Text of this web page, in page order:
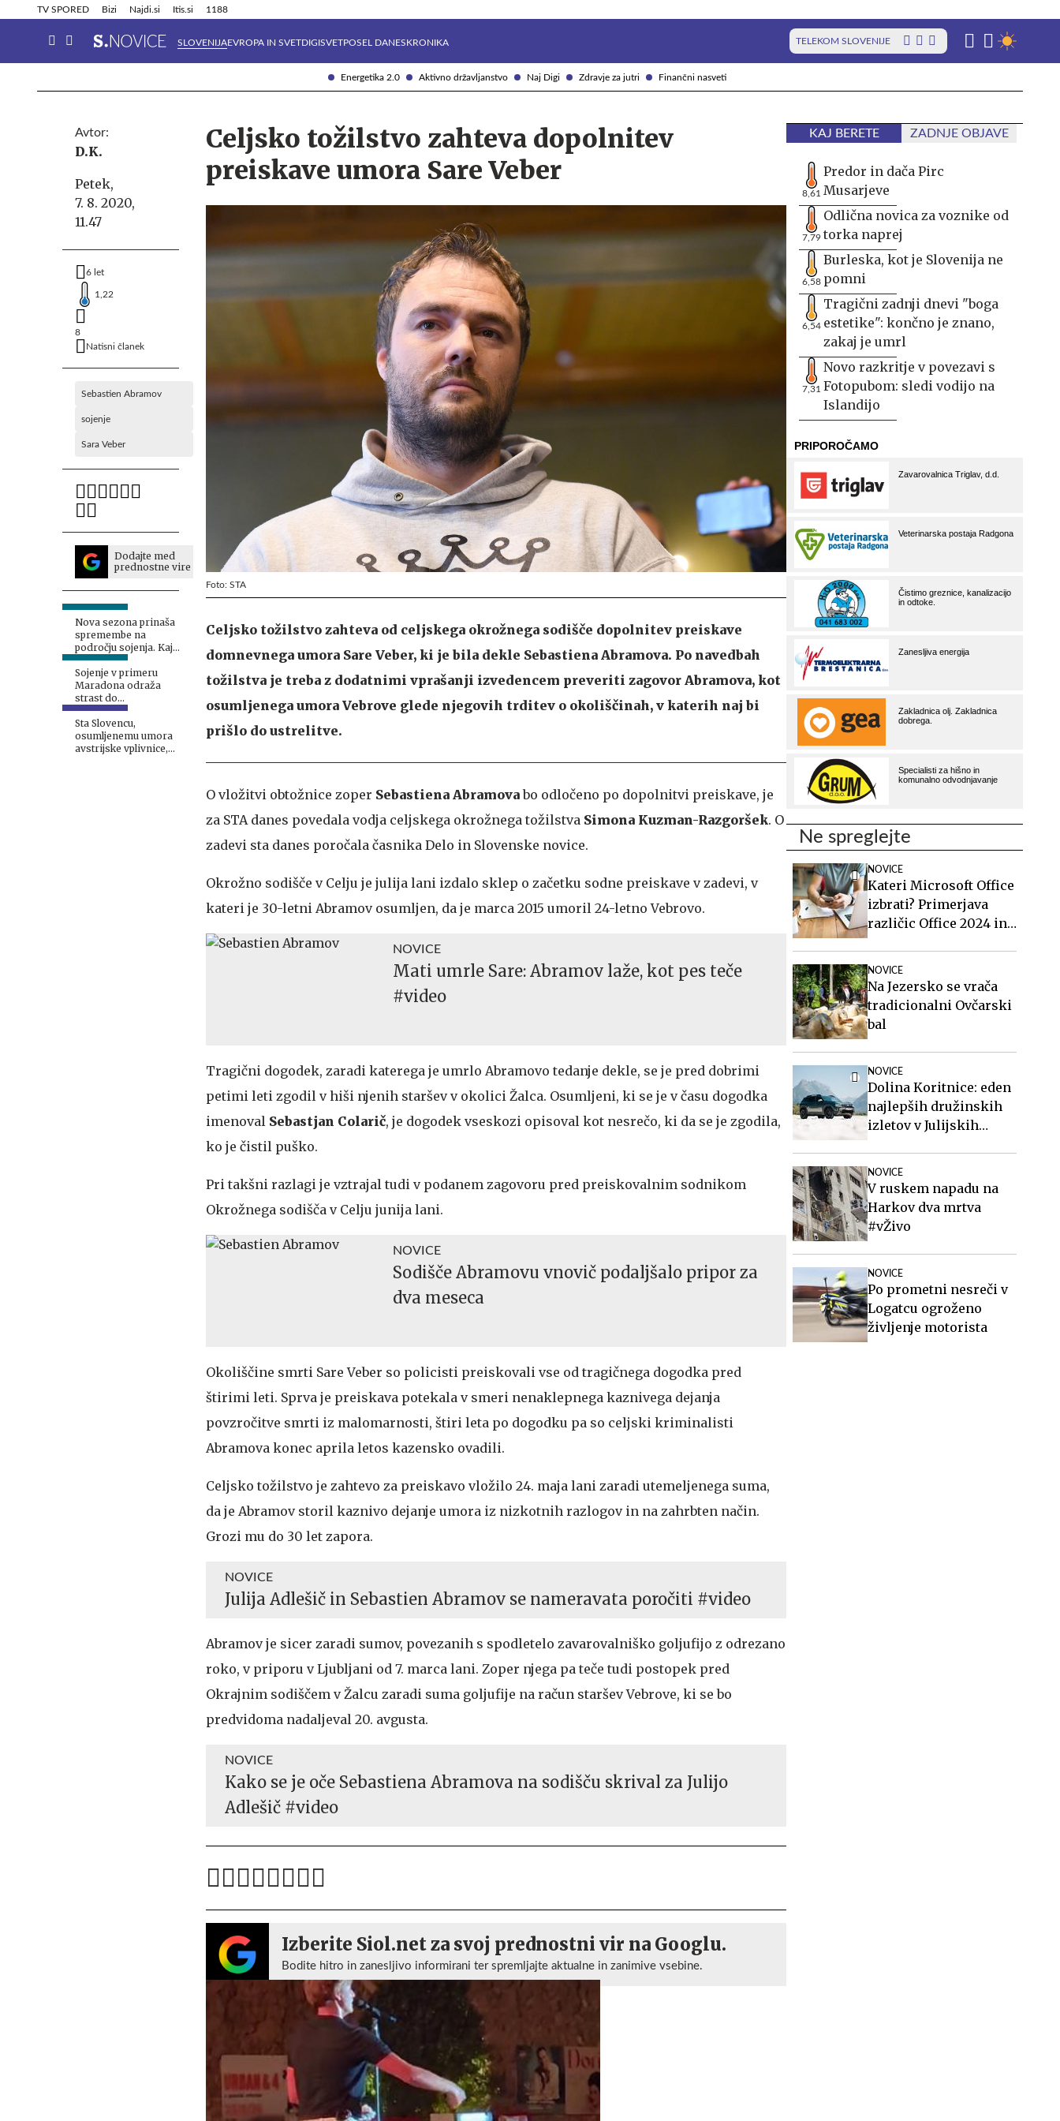
Energetika 2.0 Aktivno državljanstvo Naj Digi Zdravje za jutri Finančni nasveti
TV SPORED Bizi Najdi.si Itis.si 1188
SLOVENIJAEVROPA IN SVETDIGISVETPOSEL DANESKRONIKA TELEKOM SLOVENIJE
Info in obvestila Tehnik
Avtor:
D.K.
Petek,
7. 8. 2020,
11.47
6 let
1,22
8
Natisni članek
Sebastien Abramov
sojenje
Sara Veber
Dodajte med
prednostne vire
Nova sezona prinaša
spremembe na
področju sojenja. Kaj
vse bo drugače?
Sojenje v primeru
Maradona odraža
strast do
argentinskega idola
Sta Slovencu,
osumljenemu umora
avstrijske vplivnice,
Celjsko tožilstvo zahteva dopolnitev
preiskave umora Sare Veber
Foto: STA
Celjsko tožilstvo zahteva od celjskega okrožnega sodišče dopolnitev preiskave
domnevnega umora Sare Veber, ki je bila dekle Sebastiena Abramova. Po navedbah
tožilstva je treba z dodatnimi vprašanji izvedencem preveriti zagovor Abramova, kot
osumljenega umora Vebrove glede njegovih trditev o okoliščinah, v katerih naj bi
prišlo do ustrelitve.
O vložitvi obtožnice zoper Sebastiena Abramovabo odločeno po dopolnitvi preiskave, je
za STA danes povedala vodja celjskega okrožnega tožilstva Simona Kuzman-Razgoršek. O
zadevi sta danes poročala časnika Delo in Slovenske novice.
Okrožno sodišče v Celju je julija lani izdalo sklep o začetku sodne preiskave v zadevi, v
kateri je 30-letni Abramov osumljen, da je marca 2015 umoril 24-letno Vebrovo.
NOVICE
Mati umrle Sare: Abramov laže, kot pes teče
#video
Tragični dogodek, zaradi katerega je umrlo Abramovo tedanje dekle, se je pred dobrimi
petimi leti zgodil v hiši njenih staršev v okolici Žalca. Osumljeni, ki se je v času dogodka
imenoval Sebastjan Colarič, je dogodek vseskozi opisoval kot nesrečo, ki da se je zgodila,
ko je čistil puško.
Pri takšni razlagi je vztrajal tudi v podanem zagovoru pred preiskovalnim sodnikom
Okrožnega sodišča v Celju junija lani.
NOVICE
Sodišče Abramovu vnovič podaljšalo pripor za
dva meseca
Okoliščine smrti Sare Veber so policisti preiskovali vse od tragičnega dogodka pred
štirimi leti. Sprva je preiskava potekala v smeri nenaklepnega kaznivega dejanja
povzročitve smrti iz malomarnosti, štiri leta po dogodku pa so celjski kriminalisti
Abramova konec aprila letos kazensko ovadili.
Celjsko tožilstvo je zahtevo za preiskavo vložilo 24. maja lani zaradi utemeljenega suma,
da je Abramov storil kaznivo dejanje umora iz nizkotnih razlogov in na zahrbten način.
Grozi mu do 30 let zapora.
NOVICE
Julija Adlešič in Sebastien Abramov se nameravata poročiti #video
Abramov je sicer zaradi sumov, povezanih s spodletelo zavarovalniško goljufijo z odrezano
roko, v priporu v Ljubljani od 7. marca lani. Zoper njega pa teče tudi postopek pred
Okrajnim sodiščem v Žalcu zaradi suma goljufije na račun staršev Vebrove, ki se bo
predvidoma nadaljeval 20. avgusta.
NOVICE
Kako se je oče Sebastiena Abramova na sodišču skrival za Julijo
Adlešič #video
Izberite Siol.net za svoj prednostni vir na Googlu.
Bodite hitro in zanesljivo informirani ter spremljajte aktualne in zanimive vsebine.
KAJ BERETE ZADNJE OBJAVE
8,61
Predor in dača Pirc
Musarjeve
7,79
Odlična novica za voznike od
torka naprej
6,58
Burleska, kot je Slovenija ne
pomni
6,54
Tragični zadnji dnevi "boga
estetike": končno je znano,
zakaj je umrl
7,31
Novo razkritje v povezavi s
Fotopubom: sledi vodijo na
Islandijo
Ne spreglejte
NOVICE
Kateri Microsoft Office
izbrati? Primerjava
različic Office 2024 in
NOVICE
Na Jezersko se vrača
tradicionalni Ovčarski
bal
NOVICE
Dolina Koritnice: eden
najlepših družinskih
izletov v Julijskih
NOVICE
V ruskem napadu na
Harkov dva mrtva
#vŽivo
NOVICE
Po prometni nesreči v
Logatcu ogroženo
življenje motorista